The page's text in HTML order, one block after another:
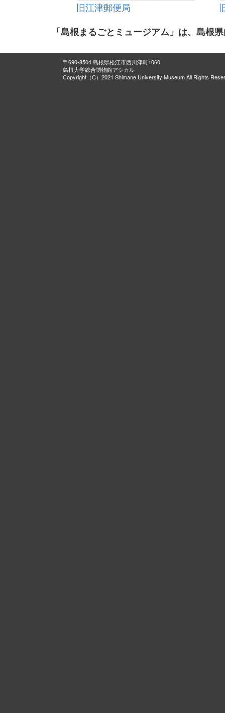
旧江津郵便局
「島根まるごとミュージアム」は、島根
〒690-8504 島根県松江市西川津町1060
島根大学総合博物館アシカル
Copyright（C）2021 Shimane University Museum All Rights